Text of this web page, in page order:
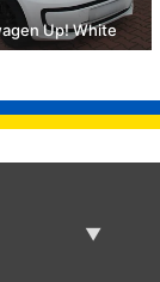
Up! White